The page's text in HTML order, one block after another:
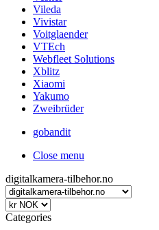
Vileda
Vivistar
Voitglaender
VTEch
Webfleet Solutions
Xblitz
Xiaomi
Yakumo
Zweibrüder
gobandit
Close menu
digitalkamera-tilbehor.no
Categories